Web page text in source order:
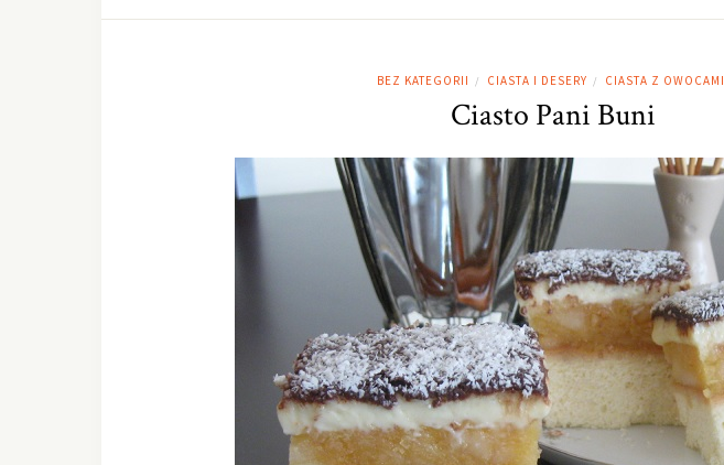
BEZ KATEGORII / CIASTA I DESERY / CIASTA Z OWOCAMI
Ciasto Pani Buni